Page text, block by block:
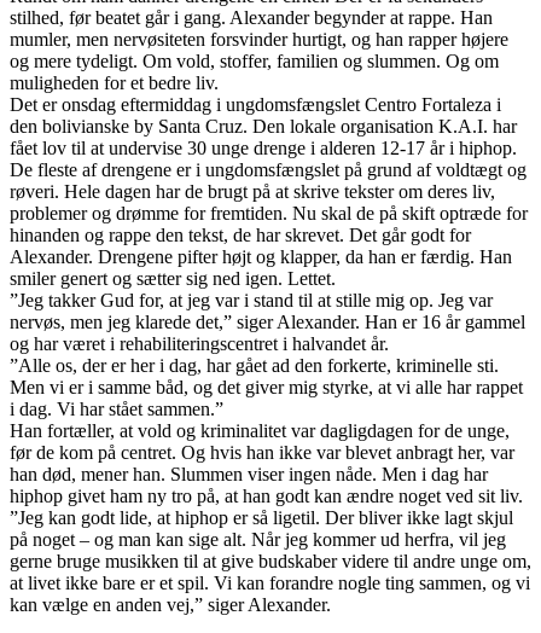
stilhed, før beatet går i gang. Alexander begynder at rappe. Han
mumler, men nervøsiteten forsvinder hurtigt, og han rapper højere
og mere tydeligt. Om vold, stoffer, familien og slummen. Og om
muligheden for et bedre liv.
Det er onsdag eftermiddag i ungdomsfængslet Centro Fortaleza i
den bolivianske by Santa Cruz. Den lokale organisation K.A.I. har
fået lov til at undervise 30 unge drenge i alderen 12-17 år i hiphop.
De fleste af drengene er i ungdomsfængslet på grund af voldtægt og
røveri. Hele dagen har de brugt på at skrive tekster om deres liv,
problemer og drømme for fremtiden. Nu skal de på skift optræde for
hinanden og rappe den tekst, de har skrevet. Det går godt for
Alexander. Drengene pifter højt og klapper, da han er færdig. Han
smiler genert og sætter sig ned igen. Lettet.
”Jeg takker Gud for, at jeg var i stand til at stille mig op. Jeg var
nervøs, men jeg klarede det,” siger Alexander. Han er 16 år gammel
og har været i rehabiliteringscentret i halvandet år.
”Alle os, der er her i dag, har gået ad den forkerte, kriminelle sti.
Men vi er i samme båd, og det giver mig styrke, at vi alle har rappet
i dag. Vi har stået sammen.”
Han fortæller, at vold og kriminalitet var dagligdagen for de unge,
før de kom på centret. Og hvis han ikke var blevet anbragt her, var
han død, mener han. Slummen viser ingen nåde. Men i dag har
hiphop givet ham ny tro på, at han godt kan ændre noget ved sit liv.
”Jeg kan godt lide, at hiphop er så ligetil. Der bliver ikke lagt skjul
på noget – og man kan sige alt. Når jeg kommer ud herfra, vil jeg
gerne bruge musikken til at give budskaber videre til andre unge om,
at livet ikke bare er et spil. Vi kan forandre nogle ting sammen, og vi
kan vælge en anden vej,” siger Alexander.